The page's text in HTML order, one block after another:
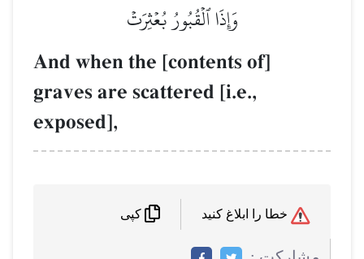
وَإِذَا ٱلۡقُبُورُ بُعۡثِرَتۡ
And when the [contents of]
graves are scattered [i.e.,
exposed],